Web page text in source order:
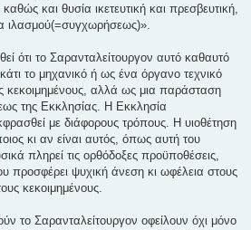
καθώς και θυσία ικετευτική και πρεσβευτική,
ιλασμού(=συγχωρήσεως)».
ότι το Σαρανταλείτουργον αυτό καθαυτό
το μηχανικό ή ως ένα όργανο τεχνικό
κεκοιμημένους, αλλά ως μια παράσταση
της Εκκλησίας. Η Εκκλησία
με διάφορους τρόπους. Η υιοθέτηση
κι αν είναι αυτός, όπως αυτή του
πληρεί τις ορθόδοξες προϋποθέσεις,
προσφέρει ψυχική άνεση κι ωφέλεια στους
κεκοιμημένους.
το Σαρανταλείτουργον οφείλουν όχι μόνο